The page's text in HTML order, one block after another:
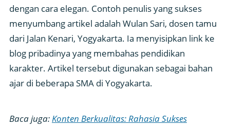
dengan cara elegan. Contoh penulis yang sukses
menyumbang artikel adalah Wulan Sari, dosen tamu
dari Jalan Kenari, Yogyakarta. Ia menyisipkan link ke
blog pribadinya yang membahas pendidikan
karakter. Artikel tersebut digunakan sebagai bahan
ajar di beberapa SMA di Yogyakarta.
Baca juga:Konten Berkualitas: Rahasia Sukses